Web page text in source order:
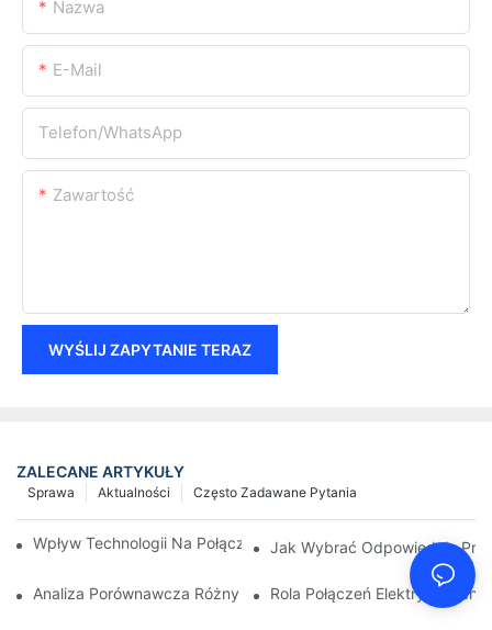
Nazwa
E-Mail
Telefon/WhatsApp
Zawartość
WYŚLIJ ZAPYTANIE TERAZ
ZALECANE ARTYKUŁY
Często Zadawane Pytania
Aktualności
Sprawa
Wpływ Technologii Na Połączenia Elektryczne W Elektronice
Jak Wybrać Odpowiednie
Analiza Porównawcza Różnych Typów Połączeń Elektrycznych
Rola Połączeń Elektrycznych